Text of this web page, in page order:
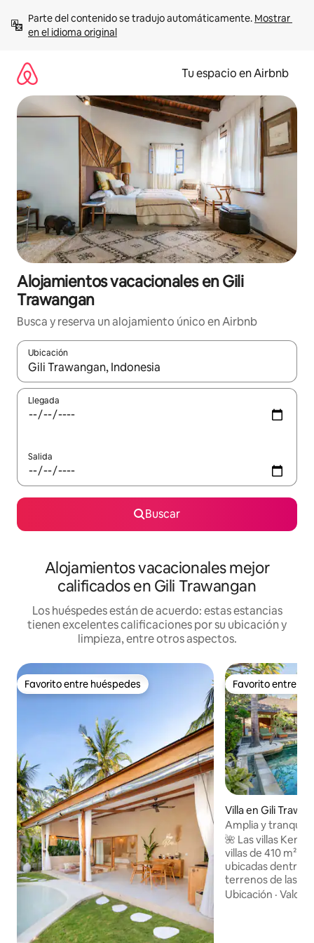
contenido
Parte del contenido se tradujo automáticamente. Mostrar
en el idioma original
Tu espacio en Airbnb
Alojamientos vacacionales en Gili
Trawangan
Busca y reserva un alojamiento único en Airbnb
Ubicación
Cuando los resultados estén disponibles, podrás navegar
Llegada
Salida
Buscar
Alojamientos vacacionales mejor
calificados en Gili Trawangan
Los huéspedes están de acuerdo: estas estancias
tienen excelentes calificaciones por su ubicación y
limpieza, entre otros aspectos.
Favorito entre huéspedes
Favorito entre huéspedes Favorito entre
Favorito entre
Villa en Gili
Amplia y tranquila
con piscina
🌺 Las villas
villas de 410 m²
ubicadas dentro
terrenos de las
huéspedes que
Ubicación ·Valor